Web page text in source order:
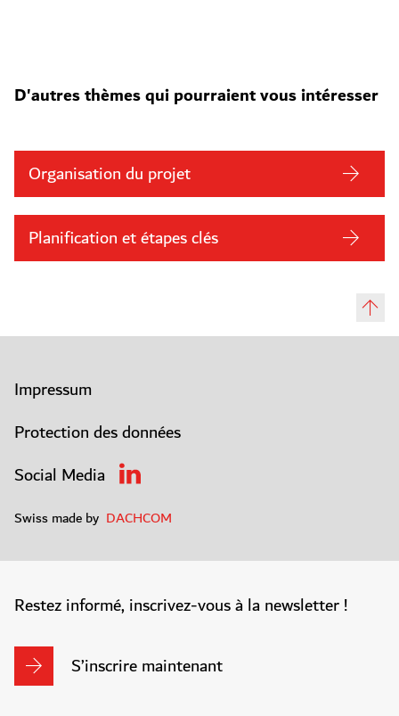
D'autres thèmes qui pourraient vous intéresser
Organisation du projet
Planification et étapes clés
Impressum
Protection des données
Social Media
Swiss made by DACHCOM
Restez informé, inscrivez-vous à la newsletter !
S’inscrire maintenant